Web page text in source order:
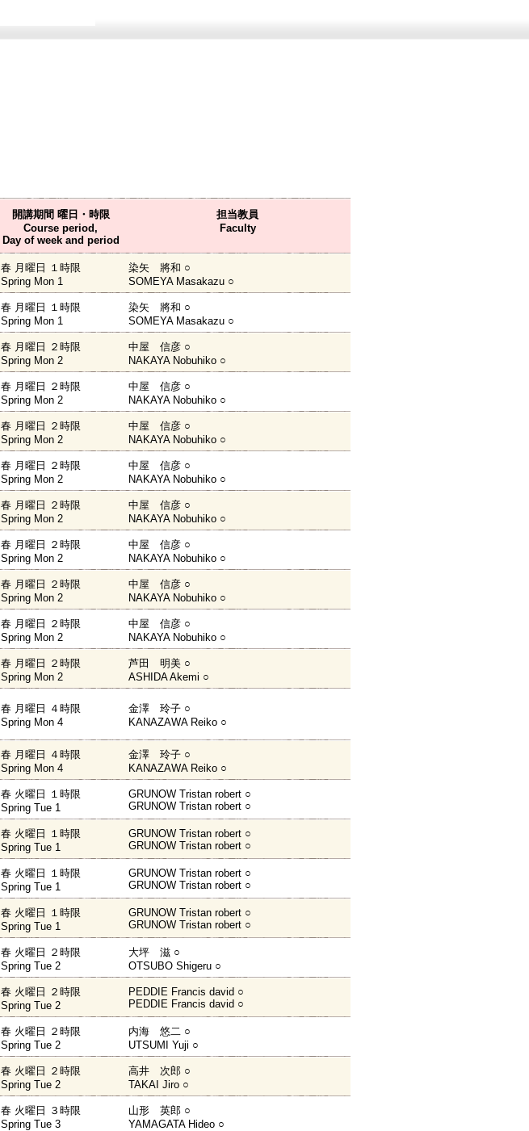
開講期間 曜日・時限
Course period,
Day of week and period
担当教員
Faculty
春 月曜日 １時限
Spring Mon 1
染矢 將和 ○
SOMEYA Masakazu ○
春 月曜日 １時限
Spring Mon 1
染矢 將和 ○
SOMEYA Masakazu ○
春 月曜日 ２時限
Spring Mon 2
中屋 信彦 ○
NAKAYA Nobuhiko ○
春 月曜日 ２時限
Spring Mon 2
中屋 信彦 ○
NAKAYA Nobuhiko ○
春 月曜日 ２時限
Spring Mon 2
中屋 信彦 ○
NAKAYA Nobuhiko ○
春 月曜日 ２時限
Spring Mon 2
中屋 信彦 ○
NAKAYA Nobuhiko ○
春 月曜日 ２時限
Spring Mon 2
中屋 信彦 ○
NAKAYA Nobuhiko ○
春 月曜日 ２時限
Spring Mon 2
中屋 信彦 ○
NAKAYA Nobuhiko ○
春 月曜日 ２時限
Spring Mon 2
中屋 信彦 ○
NAKAYA Nobuhiko ○
春 月曜日 ２時限
Spring Mon 2
中屋 信彦 ○
NAKAYA Nobuhiko ○
春 月曜日 ２時限
Spring Mon 2
芦田 明美 ○
ASHIDA Akemi ○
春 月曜日 ４時限
Spring Mon 4
金澤 玲子 ○
KANAZAWA Reiko ○
春 月曜日 ４時限
Spring Mon 4
金澤 玲子 ○
KANAZAWA Reiko ○
春 火曜日 １時限
Spring Tue 1
GRUNOW Tristan robert ○
GRUNOW Tristan robert ○
春 火曜日 １時限
Spring Tue 1
GRUNOW Tristan robert ○
GRUNOW Tristan robert ○
春 火曜日 １時限
Spring Tue 1
GRUNOW Tristan robert ○
GRUNOW Tristan robert ○
春 火曜日 １時限
Spring Tue 1
GRUNOW Tristan robert ○
GRUNOW Tristan robert ○
春 火曜日 ２時限
Spring Tue 2
大坪 滋 ○
OTSUBO Shigeru ○
春 火曜日 ２時限
Spring Tue 2
PEDDIE Francis david ○
PEDDIE Francis david ○
春 火曜日 ２時限
Spring Tue 2
内海 悠二 ○
UTSUMI Yuji ○
春 火曜日 ２時限
Spring Tue 2
高井 次郎 ○
TAKAI Jiro ○
春 火曜日 ３時限
Spring Tue 3
山形 英郎 ○
YAMAGATA Hideo ○